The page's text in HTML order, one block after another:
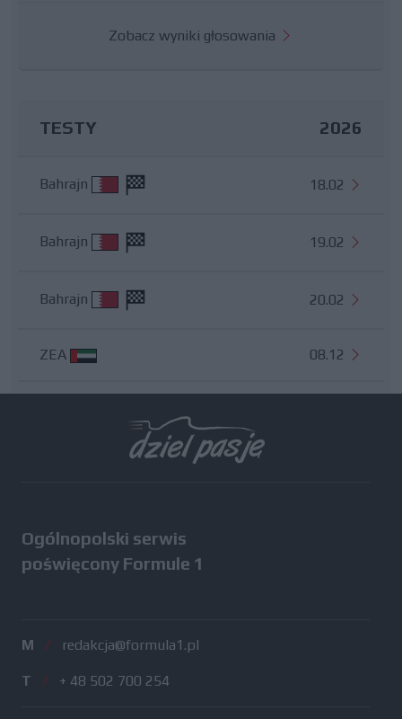
Zobacz wyniki głosowania
TESTY 2026
Bahrajn 18.02
Bahrajn 19.02
Bahrajn 20.02
ZEA 08.12
Ogólnopolski serwis
poświęcony Formule 1
M / redakcja@formula1.pl
T / + 48 502 700 254